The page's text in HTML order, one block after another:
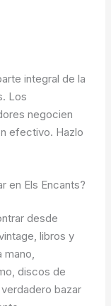
integral de la
Los
negocien
efectivo. Hazlo
en Els Encants?
desde
libros y
mano,
discos de
bazar